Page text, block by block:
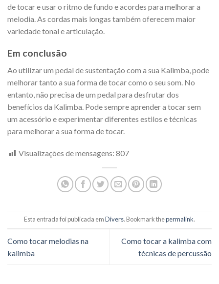
de tocar e usar o ritmo de fundo e acordes para melhorar a
melodia. As cordas mais longas também oferecem maior
variedade tonal e articulação.
Em conclusão
Ao utilizar um pedal de sustentação com a sua Kalimba, pode
melhorar tanto a sua forma de tocar como o seu som. No
entanto, não precisa de um pedal para desfrutar dos
benefícios da Kalimba. Pode sempre aprender a tocar sem
um acessório e experimentar diferentes estilos e técnicas
para melhorar a sua forma de tocar.
Visualizações de mensagens: 807
Esta entrada foi publicada emDivers. Bookmark thepermalink.
Como tocar melodias na
kalimba
Como tocar a kalimba com
técnicas de percussão